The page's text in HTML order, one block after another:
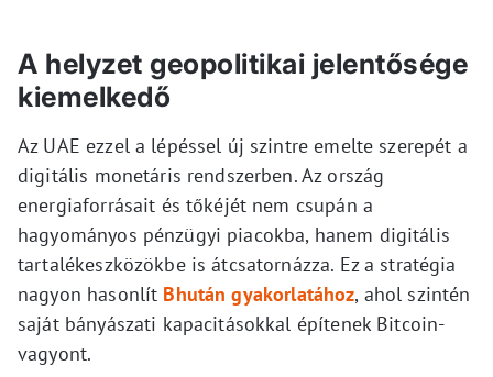
A helyzet geopolitikai jelentősége
kiemelkedő
Az UAE ezzel a lépéssel új szintre emelte szerepét a
digitális monetáris rendszerben. Az ország
energiaforrásait és tőkéjét nem csupán a
hagyományos pénzügyi piacokba, hanem digitális
tartalékeszközökbe is átcsatornázza. Ez a stratégia
nagyon hasonlít Bhután gyakorlatához, ahol szintén
saját bányászati kapacitásokkal építenek Bitcoin-
vagyont.